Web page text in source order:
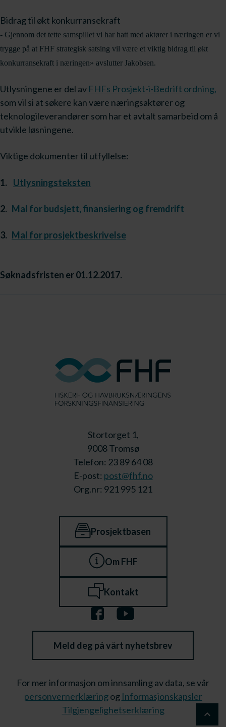
Bidrag til økt konkurransekraft
- Gjennom det tette samspillet vi har hatt med aktører i næringen er vi
trygge på at FHF strategisk satsing vil være et viktig bidrag til økt
konkurransekraft i næringen» avslutter Jakobsen.
Utlysningene er del av FHFs Prosjekt-i-Bedrift ordning,
som vil si at søkere kan være næringsaktører og
teknologileverandører som har et avtalt samarbeid om å
utvikle løsningene.
Viktige dokumenter til utfyllelse:
1. Utlysningsteksten
2. Mal for budsjett, finansiering og fremdrift
3. Mal for prosjektbeskrivelse
Søknadsfristen er 01.12.2017.
Stortorget 1,
9008 Tromsø
Telefon: 23 89 64 08
E-post: post@fhf.no
Org.nr: 921 995 121
Prosjektbasen
Om FHF
Kontakt
Meld deg på vårt nyhetsbrev
For mer informasjon om innsamling av data, se vår
personvernerklæringog Informasjonskapsler
Tilgjengelighetserklæring
keyboard_arrow_up